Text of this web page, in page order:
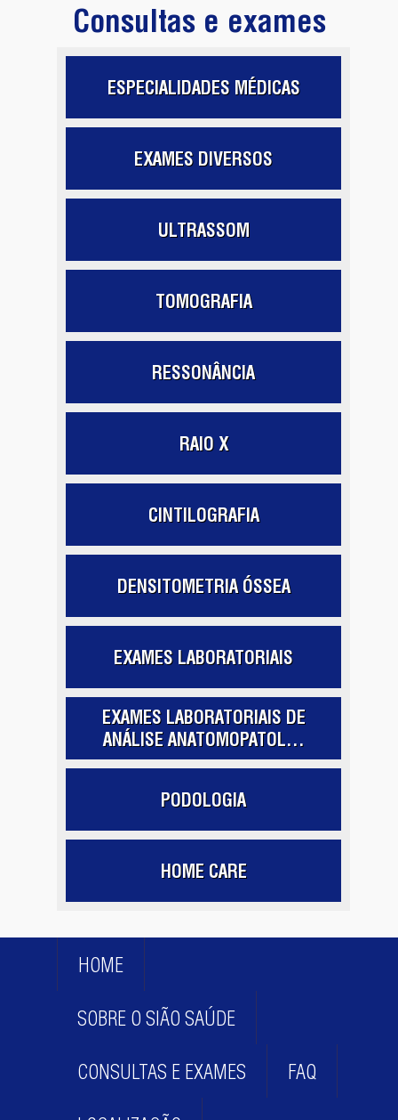
Consultas e exames
ESPECIALIDADES MÉDICAS
EXAMES DIVERSOS
ULTRASSOM
TOMOGRAFIA
RESSONÂNCIA
RAIO X
CINTILOGRAFIA
DENSITOMETRIA ÓSSEA
EXAMES LABORATORIAIS
EXAMES LABORATORIAIS DE
ANÁLISE ANATOMOPATOL...
PODOLOGIA
HOME CARE
HOME
SOBRE O SIÃO SAÚDE
CONSULTAS E EXAMES FAQ